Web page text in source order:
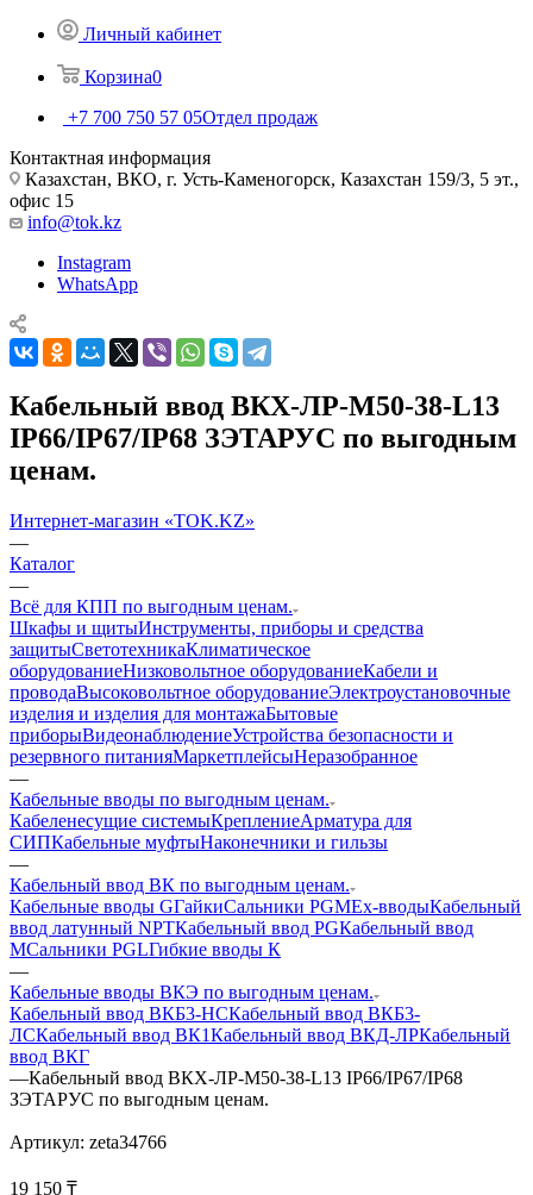
Личный кабинет
Корзина0
+7 700 750 57 05Отдел продаж
Контактная информация
Казахстан, ВКО, г. Усть-Каменогорск, Казахстан 159/3, 5 эт.,
офис 15
info@tok.kz
Instagram
WhatsApp
Кабельный ввод ВКХ-ЛР-М50-38-L13
IP66/IP67/IP68 ЗЭТАРУС по выгодным
ценам.
Интернет-магазин «TOK.KZ»
—
Каталог
—
Всё для КПП по выгодным ценам.
Шкафы и щитыИнструменты, приборы и средства
защитыСветотехникаКлиматическое
оборудованиеНизковольтное оборудованиеКабели и
проводаВысоковольтное оборудованиеЭлектроустановочные
изделия и изделия для монтажаБытовые
приборыВидеонаблюдениеУстройства безопасности и
резервного питанияМаркетплейсыНеразобранное
—
Кабельные вводы по выгодным ценам.
Кабеленесущие системыКреплениеАрматура для
СИПКабельные муфтыНаконечники и гильзы
—
Кабельный ввод ВК по выгодным ценам.
Кабельные вводы GГайкиСальники PGMЕх-вводыКабельный
ввод латунный NPTКабельный ввод PGКабельный ввод
МСальники PGLГибкие вводы К
—
Кабельные вводы ВКЭ по выгодным ценам.
Кабельный ввод ВКБ3-НСКабельный ввод ВКБ3-
ЛСКабельный ввод ВК1Кабельный ввод ВКД-ЛРКабельный
ввод ВКГ
—Кабельный ввод ВКХ-ЛР-М50-38-L13 IP66/IP67/IP68
ЗЭТАРУС по выгодным ценам.
Артикул: zeta34766
19 150 ₸